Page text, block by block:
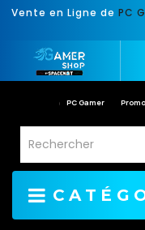
Vente en Ligne de PC
PC Gamer